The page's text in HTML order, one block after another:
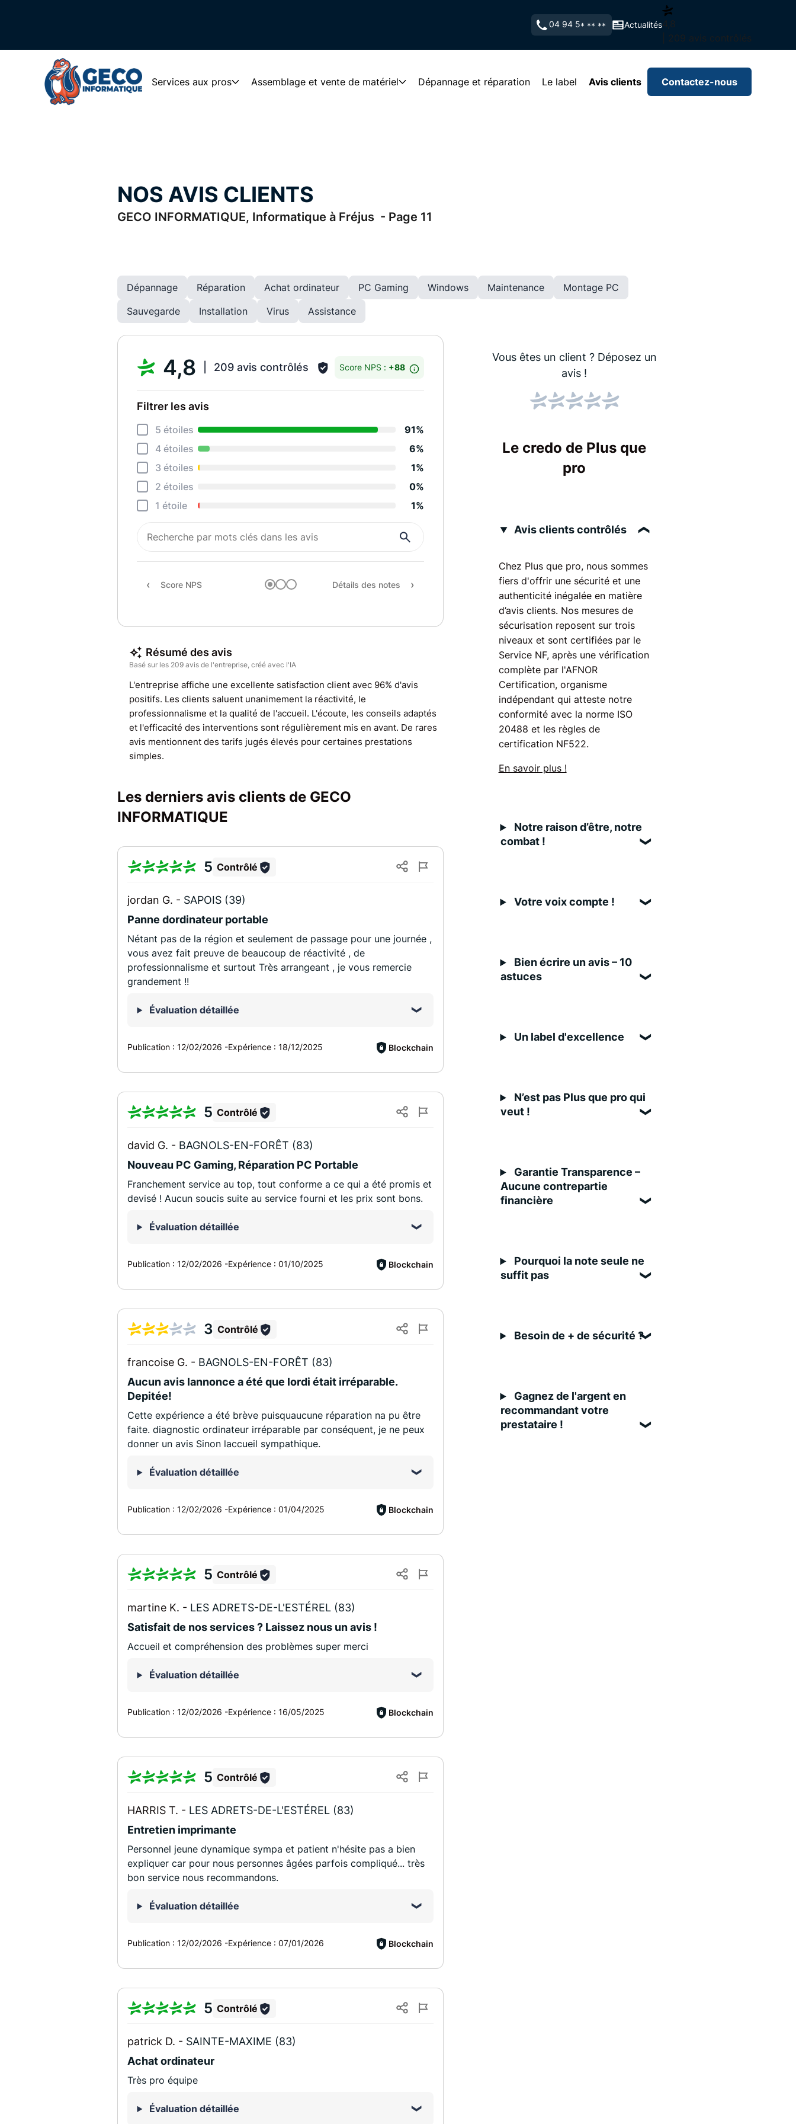
04 94 5* ** ** Actualités4,8
| 209 avis contrôlés
Services aux pros Assemblage et vente de matériel Dépannage et réparation Le label Avis clients Contactez-nous
GECO INFORMATIQUE, Informatique à Fréjus - Page 11
NOS AVIS CLIENTS
Dépannage Réparation Achat ordinateur PC Gaming Windows Maintenance
Montage PC
Sauvegarde
Installation Virus Assistance
4,8 209 avis contrôlés Score NPS : +88
Filtrer les avis
5 étoiles
91%
4 étoiles
6%
3 étoiles
1%
2 étoiles
0%
1 étoile
1%
Recommandation
Score NPS Détails des notes
Résumé des avis
Basé sur les 209 avis de l'entreprise, créé avec l'IA
L'entreprise affiche une excellente satisfaction client avec 96% d'avis
positifs. Les clients saluent unanimement la réactivité, le
professionnalisme et la qualité de l'accueil. L'écoute, les conseils adaptés
et l'efficacité des interventions sont régulièrement mis en avant. De rares
avis mentionnent des tarifs jugés élevés pour certaines prestations
simples.
Les derniers avis clients de GECO
INFORMATIQUE
5 Contrôlé
jordan G. - SAPOIS (39)
Panne dordinateur portable
Nétant pas de la région et seulement de passage pour une journée ,
vous avez fait preuve de beaucoup de réactivité , de
professionnalisme et surtout Très arrangeant , je vous remercie
grandement !!
Évaluation détaillée
Publication :12/02/2026 -Expérience :18/12/2025 Blockchain
5 Contrôlé
david G. - BAGNOLS-EN-FORÊT (83)
Nouveau PC Gaming, Réparation PC Portable
Franchement service au top, tout conforme a ce qui a été promis et
devisé ! Aucun soucis suite au service fourni et les prix sont bons.
Évaluation détaillée
Publication :12/02/2026 -Expérience :01/10/2025 Blockchain
3 Contrôlé
francoise G. - BAGNOLS-EN-FORÊT (83)
Aucun avis lannonce a été que lordi était irréparable.
Depitée!
Cette expérience a été brève puisquaucune réparation na pu être
faite. diagnostic ordinateur irréparable par conséquent, je ne peux
donner un avis Sinon laccueil sympathique.
Évaluation détaillée
Publication :12/02/2026 -Expérience :01/04/2025 Blockchain
5 Contrôlé
martine K. - LES ADRETS-DE-L'ESTÉREL (83)
Satisfait de nos services ? Laissez nous un avis !
Accueil et compréhension des problèmes super merci
Évaluation détaillée
Publication :12/02/2026 -Expérience :16/05/2025 Blockchain
5 Contrôlé
HARRIS T. - LES ADRETS-DE-L'ESTÉREL (83)
Entretien imprimante
Personnel jeune dynamique sympa et patient n'hésite pas a bien
expliquer car pour nous personnes âgées parfois compliqué... très
bon service nous recommandons.
Évaluation détaillée
Publication :12/02/2026 -Expérience :07/01/2026 Blockchain
5 Contrôlé
patrick D. - SAINTE-MAXIME (83)
Achat ordinateur
Très pro équipe
Évaluation détaillée
Vous êtes un client ? Déposez un
avis !
Le credo de Plus que
pro
Avis clients contrôlés
Chez Plus que pro, nous sommes
fiers d'offrir une sécurité et une
authenticité inégalée en matière
d’avis clients. Nos mesures de
sécurisation reposent sur trois
niveaux et sont certifiées par le
Service NF, après une vérification
complète par l'AFNOR
Certification, organisme
indépendant qui atteste notre
conformité avec la norme ISO
20488 et les règles de
certification NF522.
En savoir plus !
Notre raison d’être, notre
combat !
Votre voix compte !
Bien écrire un avis – 10
astuces
Un label d'excellence
N’est pas Plus que pro qui
veut !
Garantie Transparence –
Aucune contrepartie
financière
Pourquoi la note seule ne
suffit pas
Besoin de + de sécurité ?
Gagnez de l'argent en
recommandant votre
prestataire !